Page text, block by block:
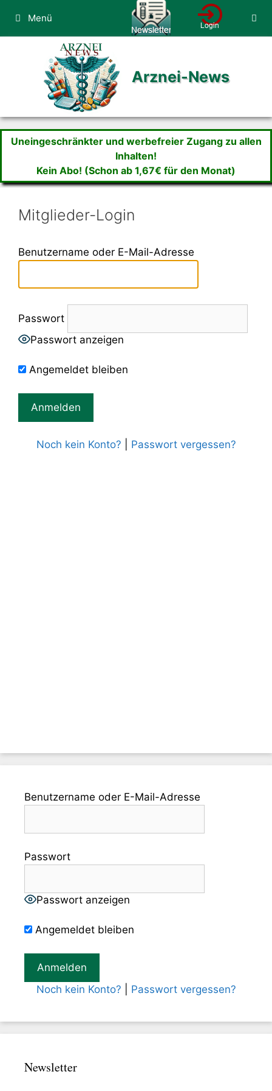
Inhalt
springen
Menü
Arznei-News
Uneingeschränkter und werbefreier Zugang zu allen
Inhalten!
Kein Abo! (Schon ab 1,67€ für den Monat)
Mitglieder-Login
Benutzername oder E-Mail-Adresse
Passwort
Passwort anzeigen
Angemeldet bleiben
Noch kein Konto? Passwort vergessen?
Benutzername oder E-Mail-Adresse
Passwort
Passwort anzeigen
Angemeldet bleiben
Noch kein Konto? Passwort vergessen?
Newsletter